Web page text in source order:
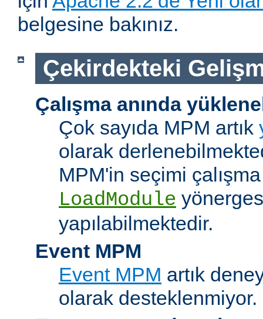
belgesine bakınız.
Çekirdekteki
Çalışma anında
Çok sayıda MPM artık
olarak
MPM'in seçimi
LoadModule
yapılabilmektedir.
Event MPM
Event MPM artık
olarak desteklenmiyor.